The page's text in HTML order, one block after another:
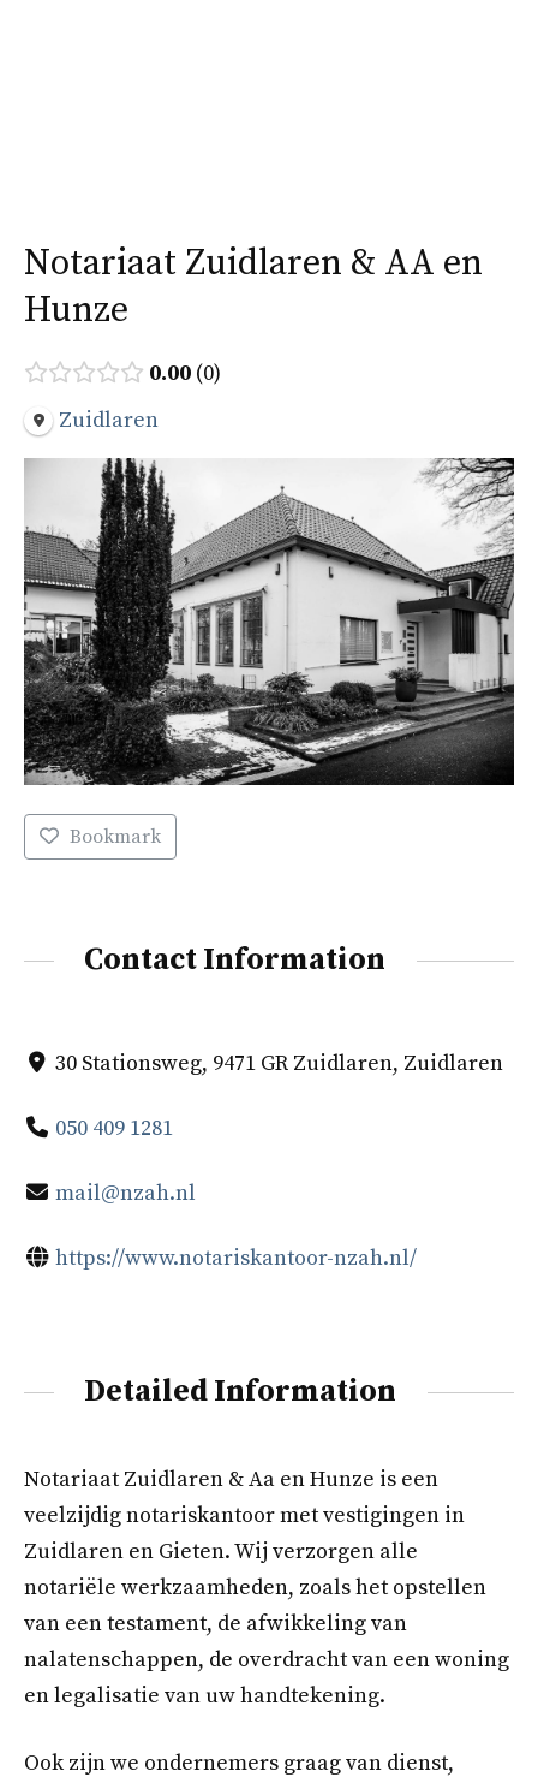
Notariaat Zuidlaren & AA en
Hunze
0.00 0
Zuidlaren
Bookmark
Contact Information
30 Stationsweg, 9471 GR Zuidlaren, Zuidlaren
050 409 1281
mail@nzah.nl
https://www.notariskantoor-nzah.nl/
Detailed Information
Notariaat Zuidlaren & Aa en Hunze is een
veelzijdig notariskantoor met vestigingen in
Zuidlaren en Gieten. Wij verzorgen alle
notariële werkzaamheden, zoals het opstellen
van een testament, de afwikkeling van
nalatenschappen, de overdracht van een woning
en legalisatie van uw handtekening.
Ook zijn we ondernemers graag van dienst,